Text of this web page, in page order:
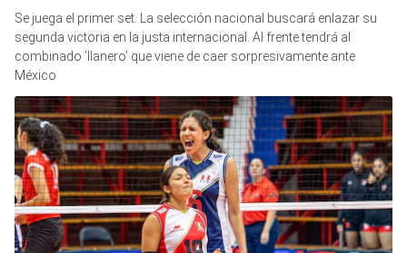
Se juega el primer set. La selección nacional buscará enlazar su
segunda victoria en la justa internacional. Al frente tendrá al
combinado ’llanero’ que viene de caer sorpresivamente ante
México